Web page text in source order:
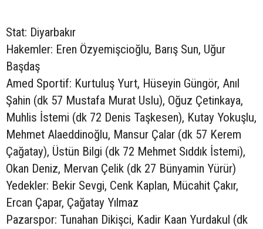
Stat: Diyarbakır
Hakemler: Eren Özyemişcioğlu, Barış Sun, Uğur
Başdaş
Amed Sportif: Kurtuluş Yurt, Hüseyin Güngör, Anıl
Şahin (dk 57 Mustafa Murat Uslu), Oğuz Çetinkaya,
Muhlis İstemi (dk 72 Denis Taşkesen), Kutay Yokuşlu,
Mehmet Alaeddinoğlu, Mansur Çalar (dk 57 Kerem
Çağatay), Üstün Bilgi (dk 72 Mehmet Sıddık İstemi),
Okan Deniz, Mervan Çelik (dk 27 Bünyamin Yürür)
Yedekler: Bekir Sevgi, Cenk Kaplan, Mücahit Çakır,
Ercan Çapar, Çağatay Yılmaz
Pazarspor: Tunahan Dikişci, Kadir Kaan Yurdakul (dk